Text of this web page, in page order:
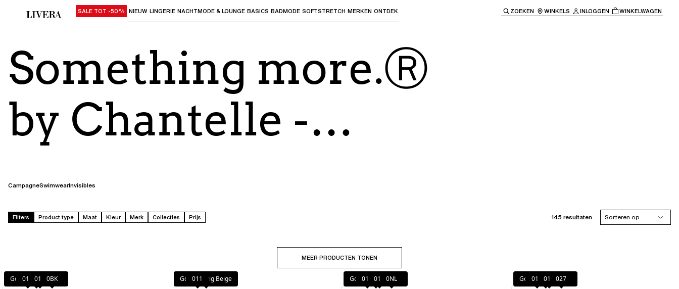
Gebruik "Pijl omlaag" of "Enter" om submenu's te openen en "Pijl omhoog" of "Escape" om terug te keren naar de hoofdnavigatie.
SALE TOT -50% NIEUW LINGERIE NACHTMODE & LOUNGE BASICS BADMODE SOFTSTRETCH MERKEN ONTDEK ZOEKEN WINKELS INLOGGEN WINKELWAGEN
Something more.Ⓡ
by Chantelle -
Pagina 2
CampagneSwimwearInvisibles
Filters Product type Maat Kleur Merk Collecties Prijs 145 resultaten Sorteren op
MEER PRODUCTEN TONEN
Goudkleurig Beige
010 011 0BK Goudkleurig Beige
011 Goudkleurig Beige
010 011 0NL Goudkleurig Beige
010 011 027